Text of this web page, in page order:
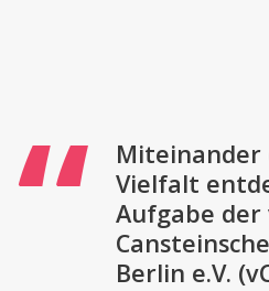
Miteinander
Vielfalt
Aufgabe der
Berlin e.V.